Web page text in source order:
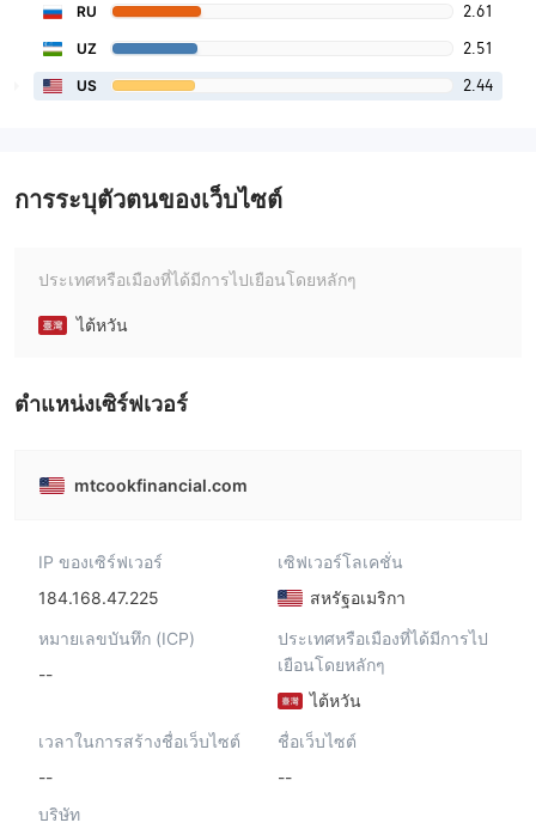
RU 2.61
UZ 2.51
US 2.44
การระบุตัวตนของเว็บไซต์
ประเทศหรือเมืองที่ได้มีการไปเยือนโดยหลักๆ
ไต้หวัน
ตําแหน่งเซิร์ฟเวอร์
mtcookfinancial.com
IP ของเซิร์ฟเวอร์
184.168.47.225
เซิฟเวอร์โลเคชั่น
สหรัฐอเมริกา
หมายเลขบันทึก (ICP)
--
ประเทศหรือเมืองที่ได้มีการไป
เยือนโดยหลักๆ
ไต้หวัน
เวลาในการสร้างชื่อเว็บไซต์
--
ชื่อเว็บไซต์
--
บริษัท